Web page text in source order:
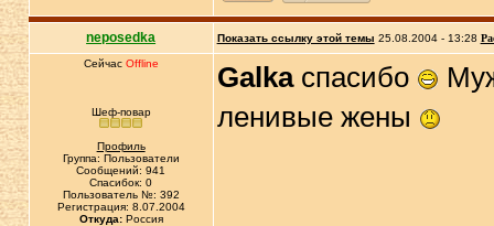
neposedka Показать ссылку этой темы 25.08.2004 - 13:28
Сейчас Offline
Шеф-повар
Профиль
Группа: Пользователи
Сообщений: 941
Спасибок: 0
Пользователь №: 392
Регистрация: 8.07.2004
Откуда:Россия
Galkaспасибо
ленивые жены